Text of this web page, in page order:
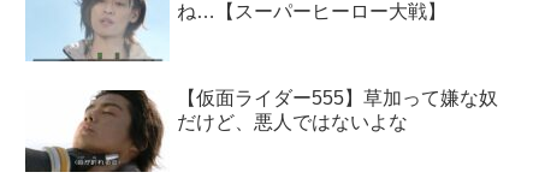
ね…【スーパーヒーロー大戦】
【仮面ライダー555】草加って嫌な奴
だけど、悪人ではないよな